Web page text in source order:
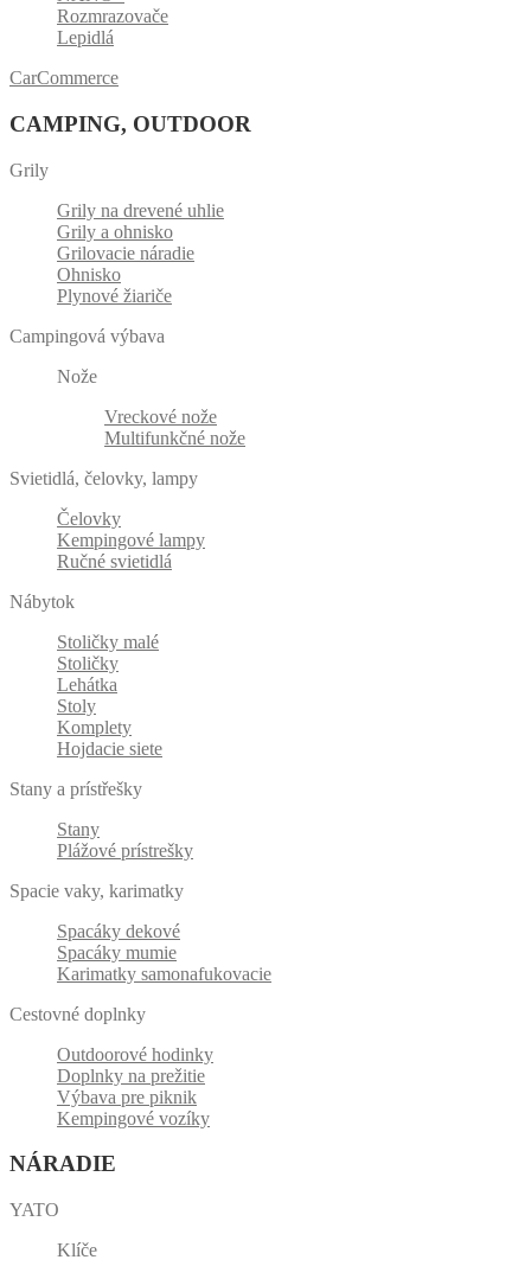
Rozmrazovače
Lepidlá
CarCommerce
CAMPING, OUTDOOR
Grily
Grily na drevené uhlie
Grily a ohnisko
Grilovacie náradie
Ohnisko
Plynové žiariče
Campingová výbava
Nože
Vreckové nože
Multifunkčné nože
Svietidlá, čelovky, lampy
Čelovky
Kempingové lampy
Ručné svietidlá
Nábytok
Stoličky malé
Stoličky
Lehátka
Stoly
Komplety
Hojdacie siete
Stany a prístřešky
Stany
Plážové prístrešky
Spacie vaky, karimatky
Spacáky dekové
Spacáky mumie
Karimatky samonafukovacie
Cestovné doplnky
Outdoorové hodinky
Doplnky na prežitie
Výbava pre piknik
Kempingové vozíky
NÁRADIE
YATO
Klíče